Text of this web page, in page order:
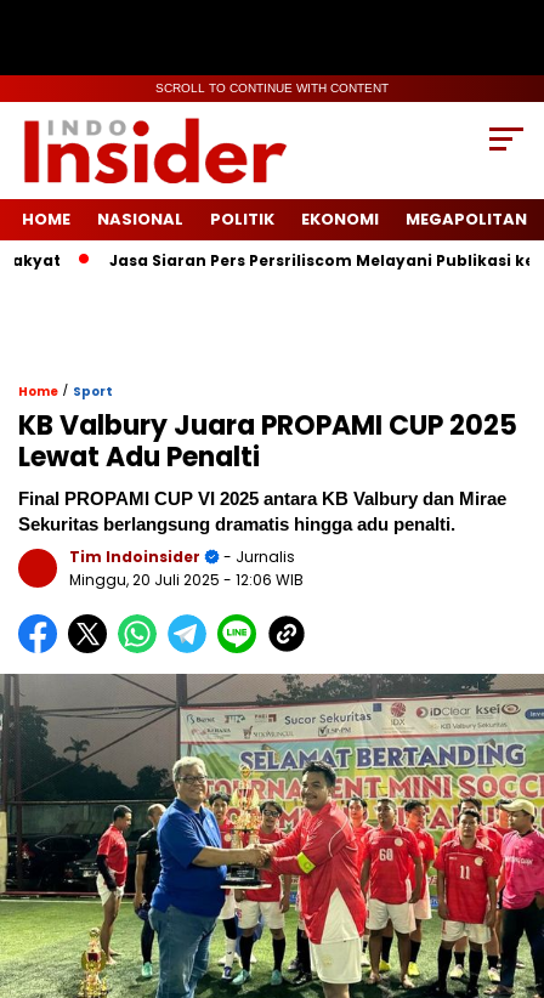
SCROLL TO CONTINUE WITH CONTENT
HOME NASIONAL POLITIK EKONOMI MEGAPOLITAN
Jasa Siaran Pers Persriliscom Melayani Publikasi ke
Home / Sport
KB Valbury Juara PROPAMI CUP 2025
Lewat Adu Penalti
Final PROPAMI CUP VI 2025 antara KB Valbury dan Mirae
Sekuritas berlangsung dramatis hingga adu penalti.
Tim Indoinsider
- Jurnalis
Minggu, 20 Juli 2025 - 12:06 WIB